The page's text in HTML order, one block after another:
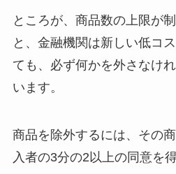
ところが、商品数の上限が
と、金融機関は新しい低コ
ても、必ず何かを外さなけ
います。
商品を除外するには、その
入者の3分の2以上の同意を